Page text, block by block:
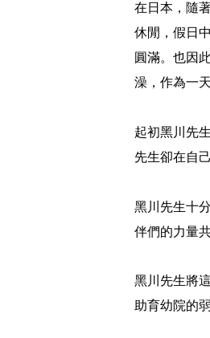
在日本，隨
休閒，假日
圓滿。也因
澡，作為一
起初黑川先
先生卻在自
黑川先生十
伴們的力量
黑川先生將
助育幼院的